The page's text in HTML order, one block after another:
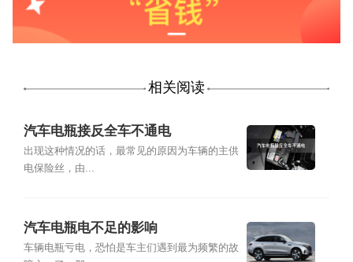
相关阅读
汽车电瓶接反全车不通电
出现这种情况的话，最常见的原因为车辆的主供
电保险丝，由...
汽车电瓶电不足的影响
车辆电瓶亏电，恐怕是车主们遇到最为频繁的故